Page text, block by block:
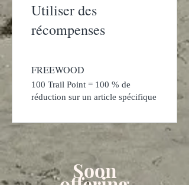
Utiliser des
récompenses
FREEWOOD
100 Trail Point = 100 % de
réduction sur un article spécifique
Soon